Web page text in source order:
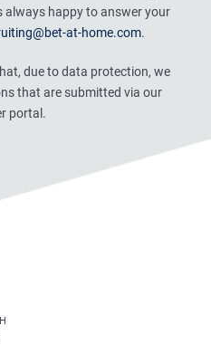
always happy to answer your
at-home.com.
due to data protection, we
that are submitted via our
portal.